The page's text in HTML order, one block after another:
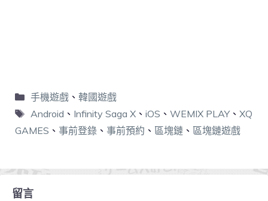
手機遊戲、 韓國遊戲
Android 、 Infinity Saga X、 iOS 、 WEMIX PLAY、 XQ
GAMES 、 事前登錄 、 事前預約 、 區塊鏈 、 區塊鏈遊戲
留言